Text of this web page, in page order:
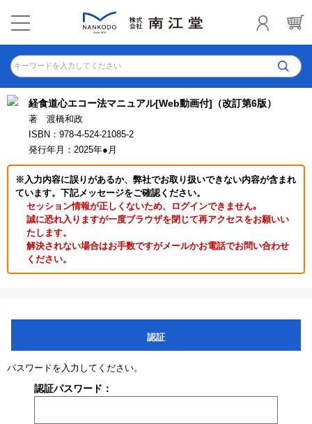
キーワードを入力してください
経食道心エコー法マニュアル[Web動画付]（改訂第6版）
著 渡橋和政
ISBN：978-4-524-21085-2
発行年月：2025年●月
※入力内容に誤りがあるか、弊社でお取り扱いできない内容が含まれ
ています。下記メッセージをご確認ください。
セッション情報が正しくないため、ログインできません｡
誠に恐れ入りますが一度ブラウザを閉じて再アクセスをお願いい
たします。
解決されない場合はお手数ですがメールかお電話でお問い合わせ
ください。
認証
パスワードを入力してください。
認証パスワード：